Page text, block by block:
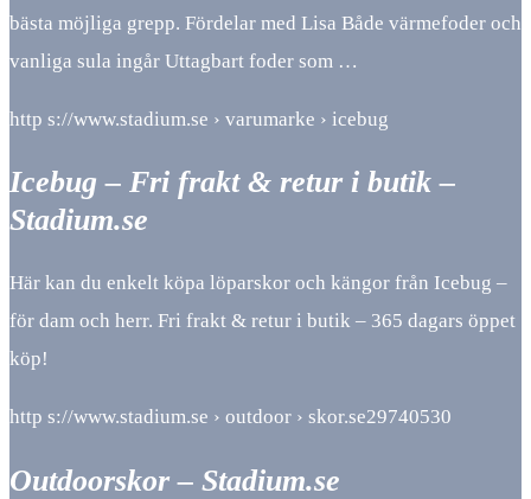
bästa möjliga grepp. Fördelar med Lisa Både värmefoder och
vanliga sula ingår Uttagbart foder som …
http s://www.stadium.se › varumarke › icebug
Icebug – Fri frakt & retur i butik –
Stadium.se
Här kan du enkelt köpa löparskor och kängor från Icebug –
för dam och herr. Fri frakt & retur i butik – 365 dagars öppet
köp!
http s://www.stadium.se › outdoor › skor.se29740530
Outdoorskor – Stadium.se